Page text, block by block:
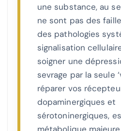
une substance, au
ne sont pas des
des pathologies
signalisation
soigner une
sevrage par la seule
réparer vos
dopaminergiques et
sérotoninergiques,